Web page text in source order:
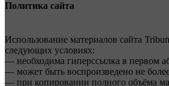
Политика сайта
Использование материалов сайта
следующих условиях:
— необходима гиперссылка в первом
— может быть воспроизведено не
— при копировании полного объёма